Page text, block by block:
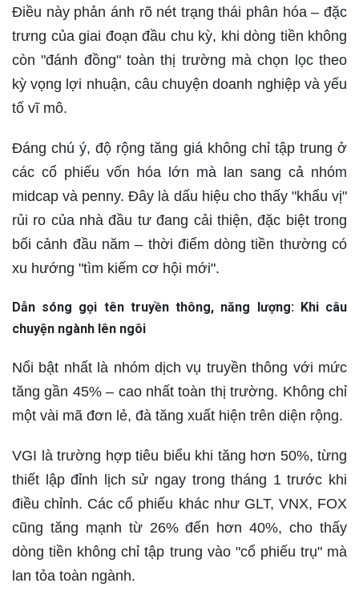
Điều này phản ánh rõ nét trạng thái phân hóa – đặc
trưng của giai đoạn đầu chu kỳ, khi dòng tiền không
còn "đánh đồng" toàn thị trường mà chọn lọc theo
kỳ vọng lợi nhuận, câu chuyện doanh nghiệp và yếu
tố vĩ mô.
Đáng chú ý, độ rộng tăng giá không chỉ tập trung ở
các cổ phiếu vốn hóa lớn mà lan sang cả nhóm
midcap và penny. Đây là dấu hiệu cho thấy "khẩu vị"
rủi ro của nhà đầu tư đang cải thiện, đặc biệt trong
bối cảnh đầu năm – thời điểm dòng tiền thường có
xu hướng "tìm kiếm cơ hội mới".
Dẫn sóng gọi tên truyền thông, năng lượng: Khi câu
chuyện ngành lên ngôi
Nổi bật nhất là nhóm dịch vụ truyền thông với mức
tăng gần 45% – cao nhất toàn thị trường. Không chỉ
một vài mã đơn lẻ, đà tăng xuất hiện trên diện rộng.
VGI là trường hợp tiêu biểu khi tăng hơn 50%, từng
thiết lập đỉnh lịch sử ngay trong tháng 1 trước khi
điều chỉnh. Các cổ phiếu khác như GLT, VNX, FOX
cũng tăng mạnh từ 26% đến hơn 40%, cho thấy
dòng tiền không chỉ tập trung vào "cổ phiếu trụ" mà
lan tỏa toàn ngành.